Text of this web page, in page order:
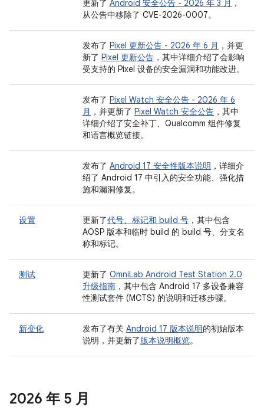
更新了 Android 安全公告 - 2026 年 3 月 ，
从公告中移除了 CVE-2026-0007。
发布了 Pixel 更新公告 - 2026 年 6 月 ，并更
新了 Pixel 更新公告 ，其中详细介绍了会影响
受支持的 Pixel 设备的安全漏洞和功能改进。
发布了 Pixel Watch 安全公告 - 2026 年 6
月 ，并更新了 Pixel Watch 安全公告 ，其中
详细介绍了安全补丁、Qualcomm 组件修复
和语言概览链接。
发布了 Android 17 安全性版本说明 ，详细介
绍了 Android 17 中引入的安全功能、强化措
施和漏洞修复。
设置 更新了代号、标记和 build 号 ，其中包含
AOSP 版本和临时 build 的 build 号、分支名
称和标记。
测试 更新了 OmniLab Android Test Station 2.0
升级指南 ，其中包含 Android 17 多设备兼容
性测试套件 (MCTS) 的说明和迁移步骤。
新变化 发布了有关 Android 17 版本说明的初始版本
说明，并更新了版本说明概览。
2026 年 5 月